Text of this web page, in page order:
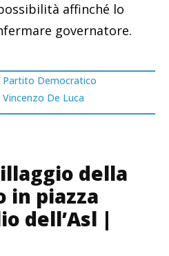
affinché lo
governatore.
Partito Democratico
Vincenzo De Luca
della
in piazza
dell’Asl |